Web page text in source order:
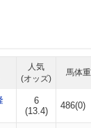
人気
(オッズ)
馬体重
6
(13.4)
486(0)